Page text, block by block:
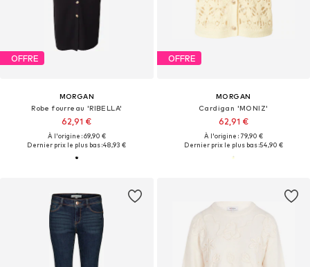
OFFRE
MORGAN
Robe fourreau 'RIBELLA'
62,91 €
À l'origine : 69,90 €
Dernier prix le plus bas :48,93 €
OFFRE
MORGAN
Cardigan 'MONIZ'
62,91 €
À l'origine : 79,90 €
Dernier prix le plus bas :54,90 €